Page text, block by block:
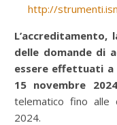
http://
L’accreditamento,
delle domande di
essere effettuati a
15 novembre
telematico fino alle
2024.